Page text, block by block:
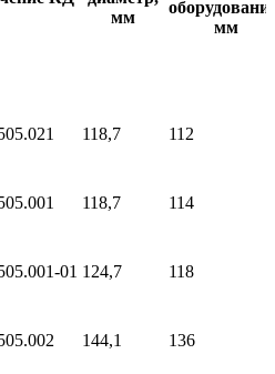
мм
мм
118,7 112
118,7 114
124,7 118
144,1 136